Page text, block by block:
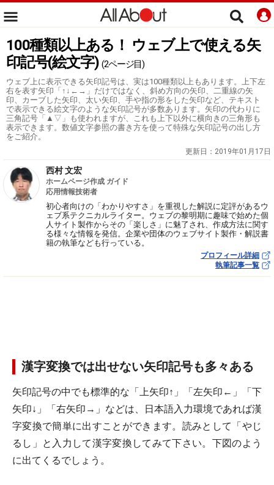
100種類以上ある！ ウェブ上で使える矢
印記号(絵文字) (2ページ目)
ウェブ上に表示できる矢印記号は、実は100種類以上もあります。上下左
右を表す矢印「↑↓←→」だけではなく、斜め方向の矢印、二重線の矢
印、カーブした矢印、太い矢印、手や指の形をした矢印など、テキスト
で表示できる絵文字のような矢印記号が多数あります。矢印の代わりに
三角記号「▲▽」も使われますが、これも上下以外に横向きの三角形も
表示できます。数値文字参照の書き方を使って特殊な矢印記号の出し方
をご紹介。
更新日： 2019年01月17日
西村 文宏
ホームページ作成 ガイド
応用情報技術者
初心者向けの「わかりやすさ」を重視した解説に定評があるウ
ェブ系テクニカルライター。ウェブの黎明期に趣味で始めた個
人サイト製作からその「楽しさ」に魅了され、作成方法に関す
る様々な情報を発信。企業や団体のウェブサイト製作・解説書
籍の執筆なども行っている。
プロフィール詳細
執筆記事一覧
漢字変換では出せない矢印記号も多々ある
矢印記号の中でも標準的な「上矢印↑」「左矢印←」「下
矢印↓」「右矢印→」などは、日本語入力環境であれば漢
字変換で簡単に出すことができます。読みとして「やじ
るし」と入力して漢字変換してみて下さい。下図のよう
に出てくるでしょう。